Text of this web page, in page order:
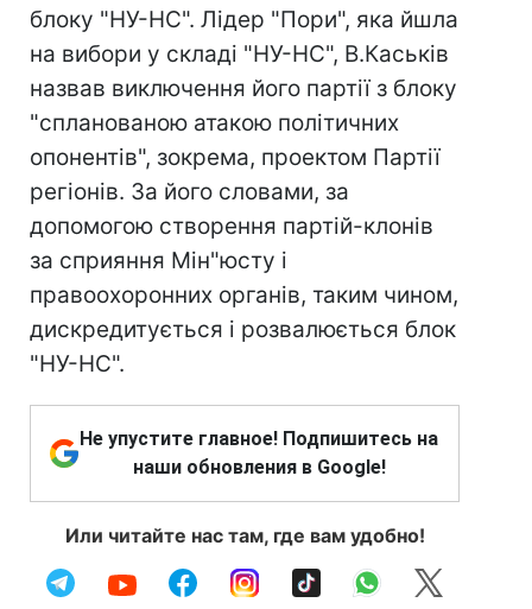
блоку "НУ-НС". Лідер "Пори", яка йшла
на вибори у складі "НУ-НС", В.Каськів
назвав виключення його партії з блоку
"спланованою атакою політичних
опонентів", зокрема, проектом Партії
регіонів. За його словами, за
допомогою створення партій-клонів
за сприяння Мін"юсту і
правоохоронних органів, таким чином,
дискредитується і розвалюється блок
"НУ-НС".
Не упустите главное! Подпишитесь на
наши обновления в Google!
Или читайте нас там, где вам удобно!